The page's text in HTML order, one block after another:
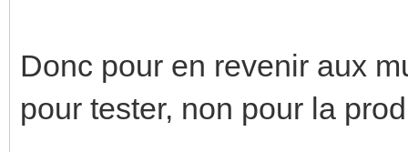
Donc pour en revenir aux
pour tester, non pour la